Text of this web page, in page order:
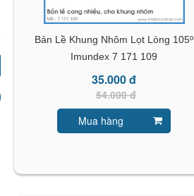
Bản Lề Khung Nhôm Lọt Lòng 105º
Imundex 7 171 109
35.000 đ
54.000 đ
Mua hàng